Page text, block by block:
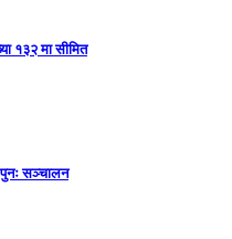
१३२ मा सीमित
पुनः सञ्चालन